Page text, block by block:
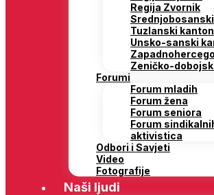
Regija Zvornik
Tuzlanski kanton
Unsko-sanski
Zeničko-
Forumi
Forum mladih
Forum žena
Forum seniora
Forum
aktivistica
Odbori i Savjeti
Video
Fotografije
Naši ljudi